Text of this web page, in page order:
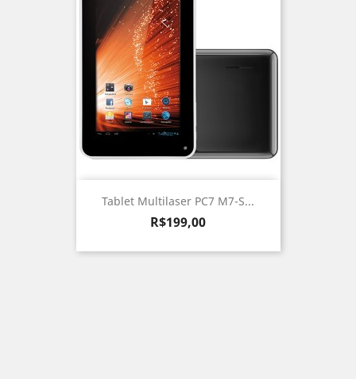
Tablet Multilaser PC7 M7-S...
Preço
R$199,00